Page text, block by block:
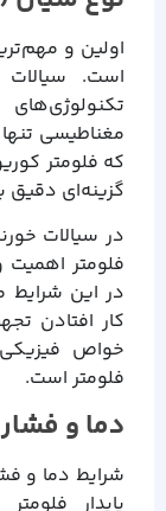
اولین و
است. سیالات
تکنولوژی‌های
مغناطیسی
که فلومتر
گزینه‌ای دقیق
در سیالات
فلومتر اهمیت
در این شرایط
کار افتادن
خواص فیزیکی
فلومتر است.
دما و
شرایط دما و
پایدار